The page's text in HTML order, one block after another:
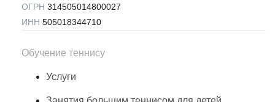
ОГРН 314505014800027
ИНН 505018344710
Обучение теннису
Услуги